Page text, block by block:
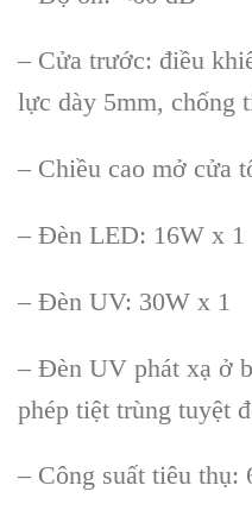
– Cửa trước: điều
lực dày 5mm, chống
– Chiều cao mở cửa
– Đèn LED: 16W x 1
– Đèn UV: 30W x 1
– Đèn UV phát xạ ở
phép tiệt trùng tuyệt
– Công suất tiêu thụ: